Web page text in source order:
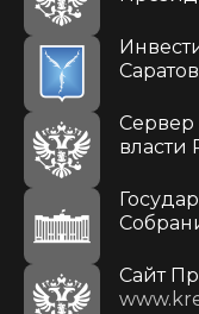
Сервер
власти
Cайт